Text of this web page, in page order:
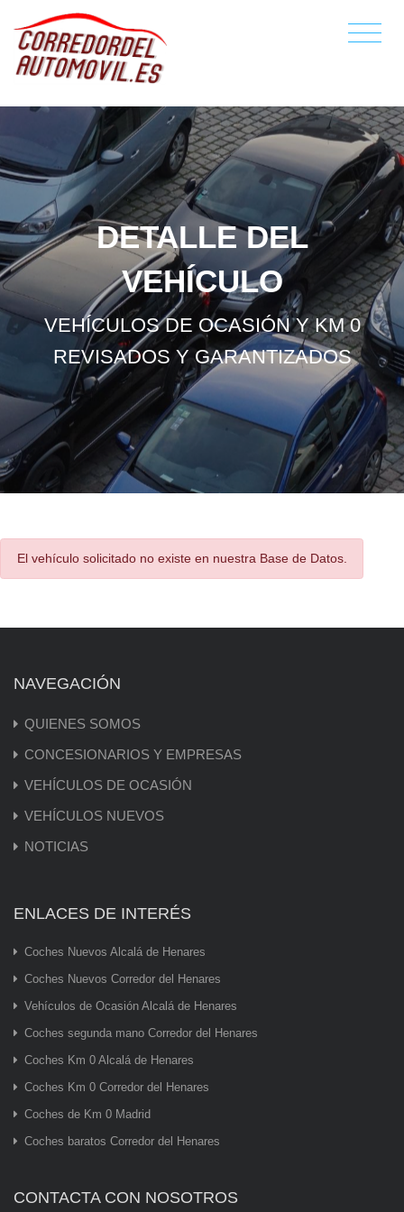
DETALLE DEL
VEHÍCULO
VEHÍCULOS DE OCASIÓN Y KM 0
REVISADOS Y GARANTIZADOS
El vehículo solicitado no existe en nuestra Base de Datos.
NAVEGACIÓN
QUIENES SOMOS
CONCESIONARIOS Y EMPRESAS
VEHÍCULOS DE OCASIÓN
VEHÍCULOS NUEVOS
NOTICIAS
ENLACES DE INTERÉS
Coches Nuevos Alcalá de Henares
Coches Nuevos Corredor del Henares
Vehículos de Ocasión Alcalá de Henares
Coches segunda mano Corredor del Henares
Coches Km 0 Alcalá de Henares
Coches Km 0 Corredor del Henares
Coches de Km 0 Madrid
Coches baratos Corredor del Henares
CONTACTA CON NOSOTROS